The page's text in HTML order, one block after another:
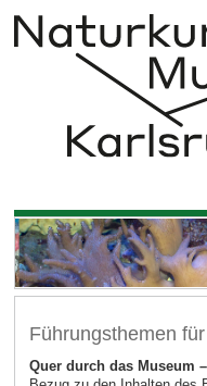
Führungsthemen
Quer durch das Museum